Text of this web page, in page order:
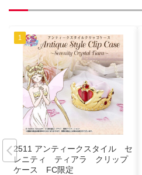
2511 アンティークスタイル セ
レニティ ティアラ クリップ
ケース FC限定